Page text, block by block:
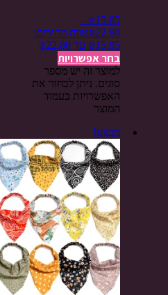
₪15.85
–
₪22.80
טווח מחירים:
בחר אפשרויות
למוצר זה יש מספר
סוגים. ניתן לבחור את
האפשרויות בעמוד
המוצר
מבצע!